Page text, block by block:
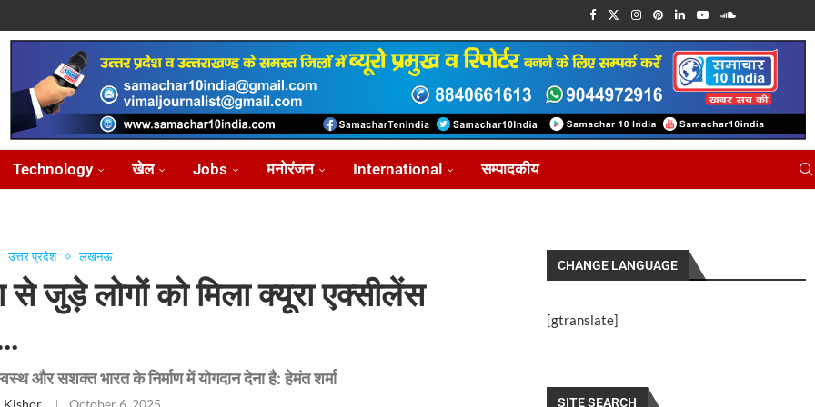
Technology खेल Jobs मनोरंजन International सम्पादकीय
उत्तर प्रदेश लखनऊ
से जुड़े लोगों को मिला क्यूरा एक्सीलेंस
और सशक्त भारत के निर्माण में योगदान देना है: हेमंत शर्मा
Kishor October 6, 2025
CHANGE LANGUAGE
[gtranslate]
SITE SEARCH